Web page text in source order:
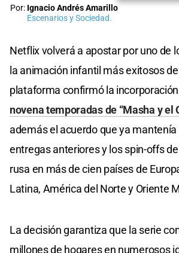
Por: Ignacio Andrés Amarillo
Escenarios y Sociedad.
Netflix volverá a apostar por uno de
la animación infantil más exitosos
plataforma confirmó la
novena temporadas de “Masha y el
además el acuerdo que ya
entregas anteriores y los spin-offs
rusa en más de cien países de
Latina, América del Norte y Oriente
La decisión garantiza que la serie
millones de hogares en numerosos